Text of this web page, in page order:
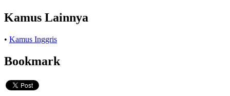
Kamus Lainnya
• Kamus Inggris
Bookmark